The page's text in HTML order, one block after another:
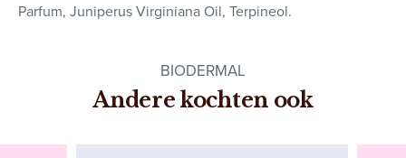
Parfum, Juniperus Virginiana Oil, Terpineol.
BIODERMAL
Andere kochten ook